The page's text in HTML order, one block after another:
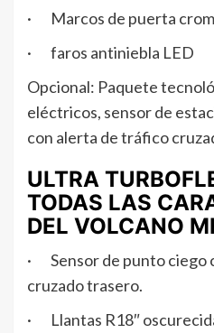
· Marcos de puerta
· faros antiniebla LED
Opcional: Paquete
eléctricos, sensor de
con alerta de tráfico
ULTRA
TODAS LAS
DEL VOLCANO
· Sensor de punto ciego
cruzado trasero.
· Llantas R18″